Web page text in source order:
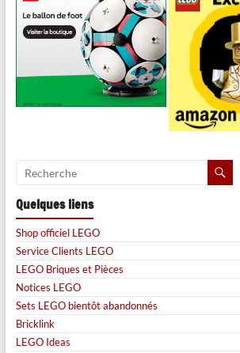
Quelques liens
Shop officiel LEGO
Service Clients LEGO
LEGO Briques et Pièces
Notices LEGO
Sets LEGO bientôt abandonnés
Bricklink
LEGO Ideas